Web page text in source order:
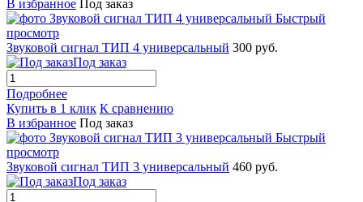
В избранное
Под заказ
Быстрый
просмотр
Звуковой сигнал ТИП 4 универсальный 300 руб.
Под заказ
Подробнее
Купить в 1 клик К сравнению
В избранное Под заказ
Быстрый
просмотр
Звуковой сигнал ТИП 3 универсальный 460 руб.
Под заказ